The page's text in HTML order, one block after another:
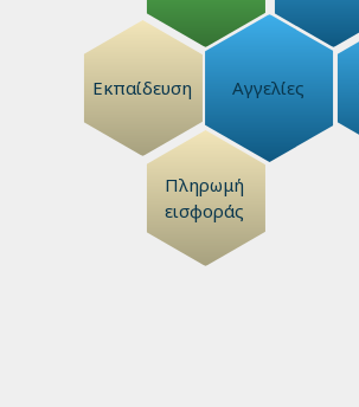
Εκπαίδευση Αγγελίες
Πληρωμή
εισφοράς